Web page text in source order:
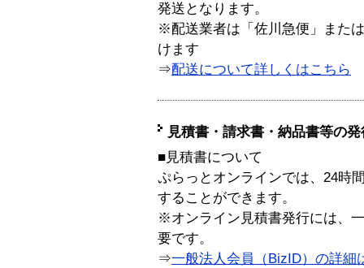
発送となります。
※配送業者は「佐川急便」また
けます
⇒配送について詳しくはこちら
見積書・請求書・納品書等の
■見積書について
ぷらっとオンラインでは、24時
することができます。
※オンライン見積書発行には、
要です。
⇒一般法人会員（BizID）の詳細